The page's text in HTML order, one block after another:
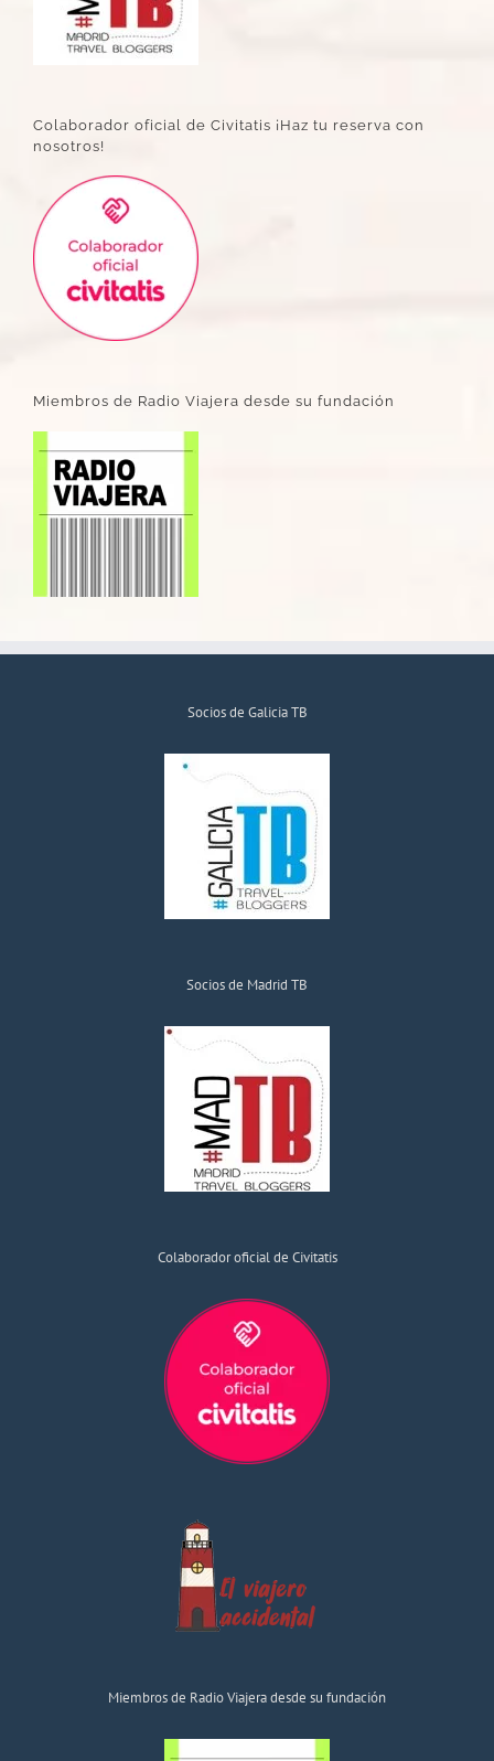
Colaborador oficial de Civitatis ¡Haz tu reserva con
nosotros!
Miembros de Radio Viajera desde su fundación
Socios de Galicia TB
Socios de Madrid TB
Colaborador oficial de Civitatis
Miembros de Radio Viajera desde su fundación